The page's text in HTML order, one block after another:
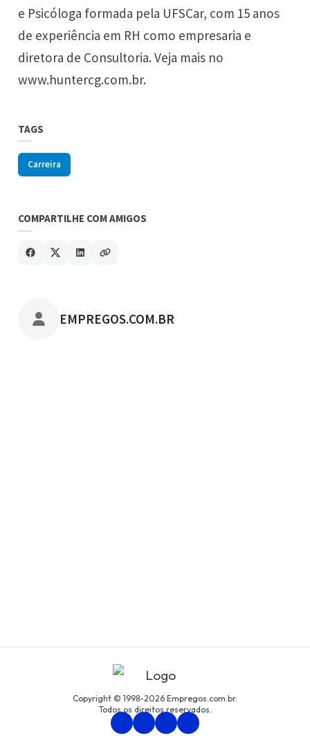
e Psicóloga formada pela UFSCar, com 15 anos
de experiência em RH como empresaria e
diretora de Consultoria. Veja mais no
www.huntercg.com.br.
TAGS
Carreira
COMPARTILHE COM AMIGOS
POSTADO POR
EMPREGOS.COM.BR
Copyright © 1998-2026 Empregos.com.br.
Todos os direitos reservados.